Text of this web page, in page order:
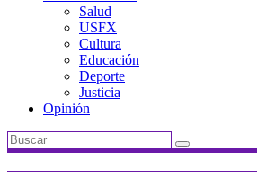
Salud
USFX
Cultura
Educación
Deporte
Justicia
Opinión